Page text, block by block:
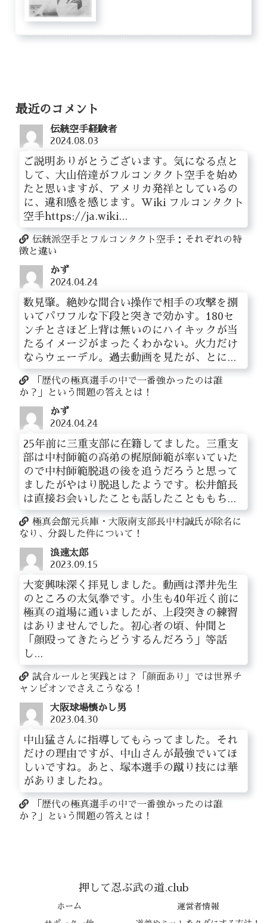
最近のコメント
伝統空手経験者
2024.08.03
ご説明ありがとうございます。気になる点と
して、大山倍達がフルコンタクト空手を始め
たと思いますが、アメリカ発祥としているの
に、違和感を感じます。Wiki フルコンタクト
空手https://ja.wiki...
伝統派空手とフルコンタクト空手：それぞれの特
徴と違い
かず
2024.04.24
数見肇。絶妙な間合い操作で相手の攻撃を捌
いてパワフルな下段と突きで効かす。180セ
ンチとさほど上背は無いのにハイキックが当
たるイメージがまったくわかない。火力だけ
ならウェーデル。過去動画を見たが、とに...
「歴代の極真選手の中で一番強かったのは誰
か？」という問題の答えとは！
かず
2024.04.24
25年前に三重支部に在籍してました。三重支
部は中村師範の高弟の梶原師範が率いていた
ので中村師範脱退の後を追うだろうと思って
ましたがやはり脱退したようです。松井館長
は直接お会いしたことも話したことももち...
極真会館元兵庫・大阪南支部長中村誠氏が除名に
なり、分裂した件について！
浪速太郎
2023.09.15
大変興味深く拝見しました。動画は澤井先生
のところの太気拳です。小生も40年近く前に
極真の道場に通いましたが、上段突きの練習
はありませんでした。初心者の頃、仲間と
「顔殴ってきたらどうするんだろう」等話
し...
試合ルールと実践とは？「顔面あり」では世界チ
ャンピオンでさえこうなる！
大阪球場懐かし男
2023.04.30
中山猛さんに指導してもらってました。それ
だけの理由ですが、中山さんが最強でいてほ
しいですね。あと、塚本選手の蹴り技には華
がありましたね。
「歴代の極真選手の中で一番強かったのは誰
か？」という問題の答えとは！
押して忍ぶ武の道.club
ホーム 運営者情報